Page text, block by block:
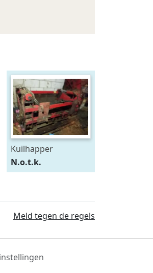
Kuilhapper
N.o.t.k.
Meld tegen de regels